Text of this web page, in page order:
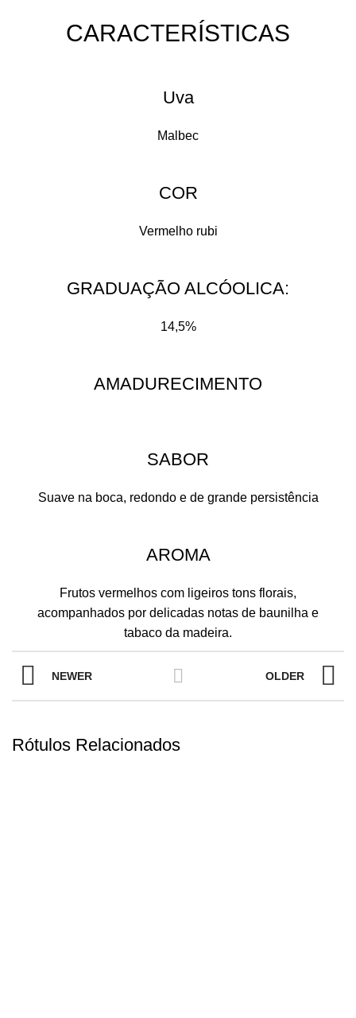
CARACTERÍSTICAS​
Uva
Malbec
COR
Vermelho rubi
GRADUAÇÃO ALCÓOLICA:​
14,5%
AMADURECIMENTO
SABOR
Suave na boca, redondo e de grande persistência
AROMA
Frutos vermelhos com ligeiros tons florais,
acompanhados por delicadas notas de baunilha e
tabaco da madeira.
NEWER OLDER
Rótulos Relacionados